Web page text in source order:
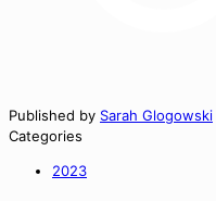
Published by Sarah Glogowski
Categories
2023